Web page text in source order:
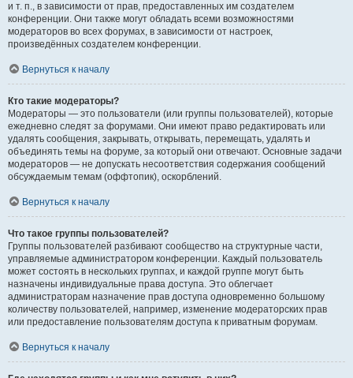
и т. п., в зависимости от прав, предоставленных им создателем
конференции. Они также могут обладать всеми возможностями
модераторов во всех форумах, в зависимости от настроек,
произведённых создателем конференции.
Вернуться к началу
Кто такие модераторы?
Модераторы — это пользователи (или группы пользователей), которые
ежедневно следят за форумами. Они имеют право редактировать или
удалять сообщения, закрывать, открывать, перемещать, удалять и
объединять темы на форуме, за который они отвечают. Основные задачи
модераторов — не допускать несоответствия содержания сообщений
обсуждаемым темам (оффтопик), оскорблений.
Вернуться к началу
Что такое группы пользователей?
Группы пользователей разбивают сообщество на структурные части,
управляемые администратором конференции. Каждый пользователь
может состоять в нескольких группах, и каждой группе могут быть
назначены индивидуальные права доступа. Это облегчает
администраторам назначение прав доступа одновременно большому
количеству пользователей, например, изменение модераторских прав
или предоставление пользователям доступа к приватным форумам.
Вернуться к началу